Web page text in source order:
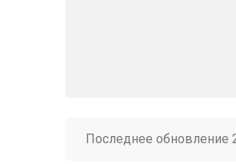
Последнее обновление